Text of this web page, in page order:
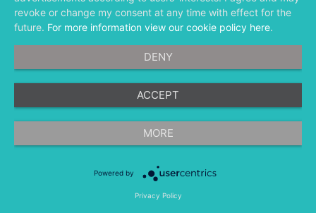
融文（Meltwater） 版权所有
revoke or change my consent at any time with effect for the
future. For more information view our cookie policy here.
DENY
ACCEPT
MORE
Powered by
Privacy Policy